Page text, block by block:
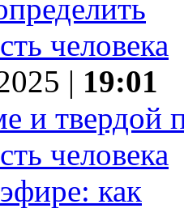
| 19:01
и твердой
человека